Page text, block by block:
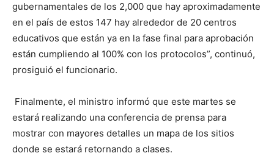
gubernamentales de los 2,000 que hay aproximadamente
en el país de estos 147 hay alrededor de 20 centros
educativos que están ya en la fase final para aprobación
están cumpliendo al 100% con los protocolos”, continuó,
prosiguió el funcionario.
Finalmente, el ministro informó que este martes se
estará realizando una conferencia de prensa para
mostrar con mayores detalles un mapa de los sitios
donde se estará retornando a clases.